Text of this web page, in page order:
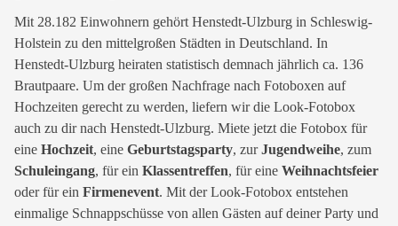
Mit 28.182 Einwohnern gehört Henstedt-Ulzburg in Schleswig-
Holstein zu den mittelgroßen Städten in Deutschland. In
Henstedt-Ulzburg heiraten statistisch demnach jährlich ca. 136
Brautpaare. Um der großen Nachfrage nach Fotoboxen auf
Hochzeiten gerecht zu werden, liefern wir die Look-Fotobox
auch zu dir nach Henstedt-Ulzburg. Miete jetzt die Fotobox für
eine Hochzeit, eine Geburtstagsparty, zurJugendweihe, zum
Schuleingang, für ein Klassentreffen, für eine Weihnachtsfeier
oder für ein Firmenevent. Mit der Look-Fotobox entstehen
einmalige Schnappschüsse von allen Gästen auf deiner Party und